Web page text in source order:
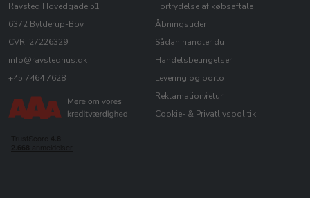
Ravsted Hovedgade 51
6372 Bylderup-Bov
CVR: 27226329
info@ravstedhus.dk
+45 7464 7628
Fortrydelse af købsaftale
Åbningstider
Sådan handler du
Handelsbetingelser
Levering og porto
Reklamation/retur
Cookie- & Privatlivspolitik